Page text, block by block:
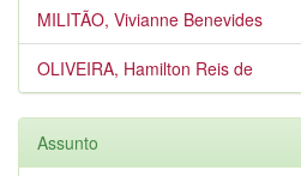
MILITÃO, Vivianne Benevides
OLIVEIRA, Hamilton Reis de
Assunto